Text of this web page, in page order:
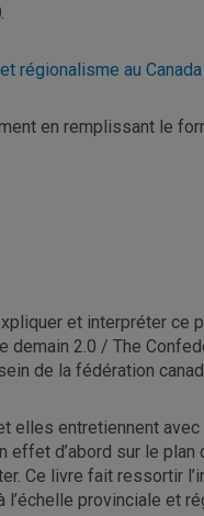
.
régionalisme au Canada
en remplissant le
et interpréter ce
demain 2.0 / The
de la fédération
elles entretiennent
effet d’abord sur le plan
Ce livre fait ressortir
provinciale et